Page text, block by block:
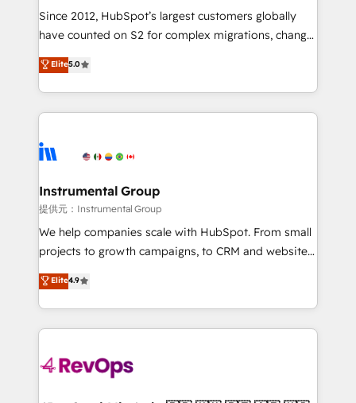
weeks, with workflows built around your business,
not a template. ➤ Migration: Move from any legacy
CRM. Zero downtime, full data integrity. ➤
Implementation: Configure HubSpot to run your
revenue process. Sales, marketing, and service wired
Ongoing Management: Monthly tune-ups, feature
rollouts, adoption coaching. Buying HubSpot,
built for the work.
Since 2012, HubSpot’s largest customers globally
have counted on S2 for complex migrations, change
management, systems integration, and creative
solutions that deliver measurable impact and
transform brand experiences As one of the few full-
service creative agencies in the HubSpot
winning design to build scalable, globally
marketing campaigns, & RevOps frameworks that
fuel long-term success We connect the entire
customer lifecycle through seamless integrations,
ensure long-term adoption with change-
and service to drive sustainable growth With 6 key
HubSpot accreditations and experience across
teams has worked with clients just like you Let’s
explore whether S2 is the partner you’ve been
looking for...and get your next big initiative moving!
Elite5.0
Instrumental Group
提供元：Instrumental Group
We help companies scale with HubSpot. From small
projects to growth campaigns, to CRM and websites.
Hire an agency that's experienced in every inch of
HubSpot and willing to work hand-in-hand with your
team to simplify the complex and build a better
experience for your team and customers.
Elite4.9